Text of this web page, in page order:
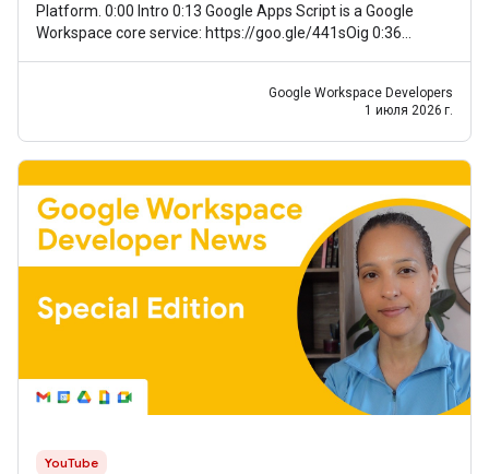
Platform. 0:00 Intro 0:13 Google Apps Script is a Google
Workspace core service: https://goo.gle/441sOig 0:36
Google Workspace Developers
1 июля 2026 г.
YouTube